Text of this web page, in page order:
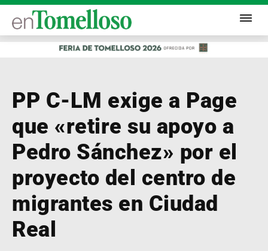
PP C-LM exige a Page
que «retire su apoyo a
Pedro Sánchez» por el
proyecto del centro de
migrantes en Ciudad
Real